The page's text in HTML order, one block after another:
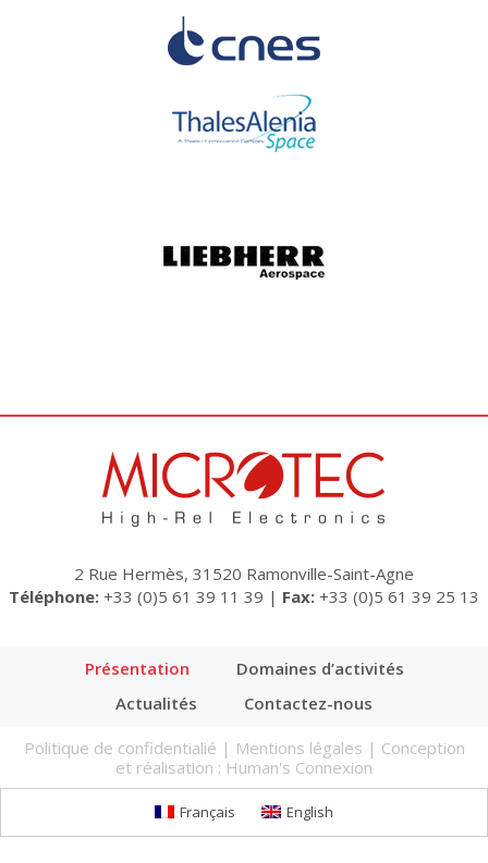
2 Rue Hermès, 31520 Ramonville-Saint-Agne
Téléphone: +33 (0)5 61 39 11 39 | Fax: +33 (0)5 61 39 25 13
Présentation
Domaines d’activités
Actualités
Contactez-nous
Politique de confidentialié | Mentions légales | Conception
et réalisation : Human's Connexion
Français English